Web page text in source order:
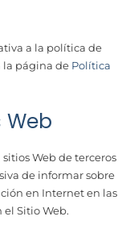
a la política de
la página de Política
Web
Web de terceros
de informar sobre
en Internet en las
Sitio Web.